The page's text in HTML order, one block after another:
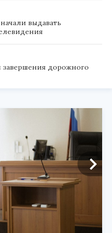
выдавать
завершения дорожного